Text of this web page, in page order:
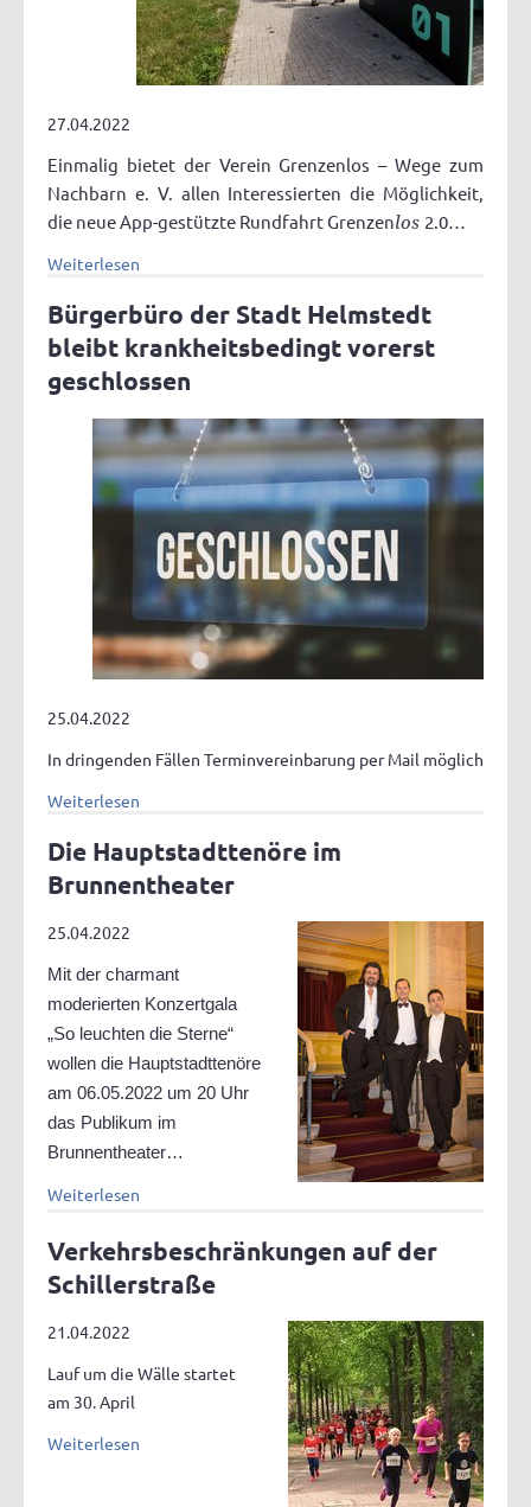
27.04.2022
Einmalig bietet der Verein Grenzenlos – Wege zum
Nachbarn e. V. allen Interessierten die Möglichkeit,
die neue App-gestützte Rundfahrt Grenzenlos 2.0…
Weiterlesen
Bürgerbüro der Stadt Helmstedt
bleibt krankheitsbedingt vorerst
geschlossen
25.04.2022
In dringenden Fällen Terminvereinbarung per Mail möglich
Weiterlesen
Die Hauptstadttenöre im
Brunnentheater
25.04.2022
Mit der charmant
moderierten Konzertgala
„So leuchten die Sterne“
wollen die Hauptstadttenöre
am 06.05.2022 um 20 Uhr
das Publikum im
Brunnentheater…
Weiterlesen
Verkehrsbeschränkungen auf der
Schillerstraße
21.04.2022
Lauf um die Wälle startet
am 30. April
Weiterlesen